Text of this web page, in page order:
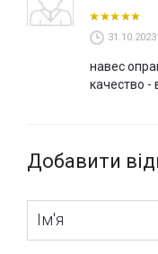
31.10.2023
навес
качество -
Добавити